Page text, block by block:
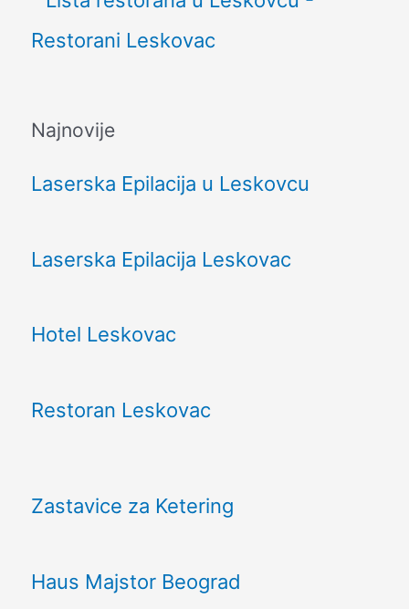
Najnovije
Laserska Epilacija u Leskovcu
Laserska Epilacija Leskovac
Hotel Leskovac
Restoran Leskovac
Zastavice za Ketering
Haus Majstor Beograd